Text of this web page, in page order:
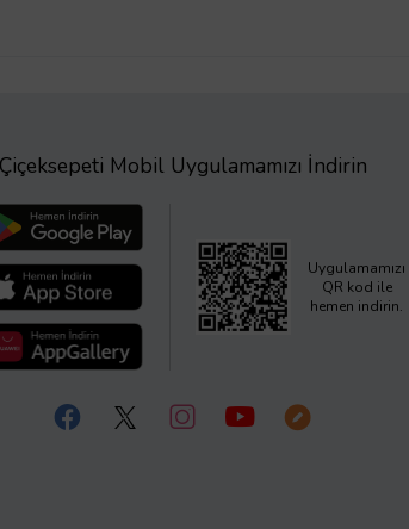
Çiçeksepeti Mobil Uygulamamızı İndirin
Uygulamamızı
QR kod ile
hemen indirin.